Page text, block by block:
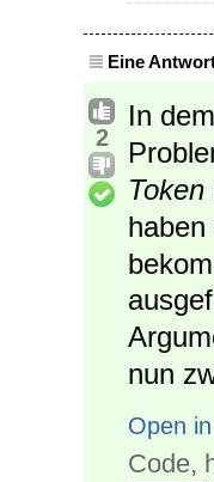
Eine
2
In
Token
haben
nun
Open
Code,